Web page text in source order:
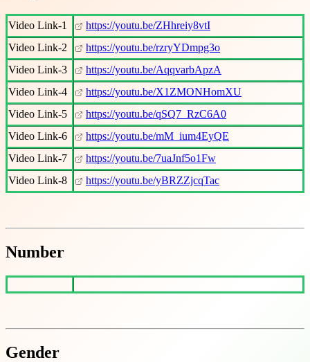
Video Link-1
https://youtu.be/ZHhreiy8vtI
Video Link-2
https://youtu.be/rzryYDmpg3o
Video Link-3
https://youtu.be/AqqvarbApzA
Video Link-4
https://youtu.be/X1ZMONHomXU
Video Link-5
https://youtu.be/qSQ7_RzC6A0
Video Link-6
https://youtu.be/mM_ium4EyQE
Video Link-7
https://youtu.be/7uaJnf5o1Fw
Video Link-8
https://youtu.be/yBRZZjcqTac
Number
Gender